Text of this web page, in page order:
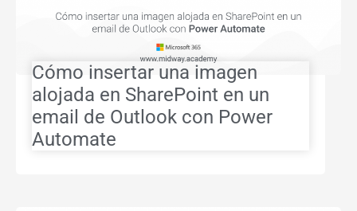
Cómo insertar una imagen
alojada en SharePoint en un
email de Outlook con Power
Automate